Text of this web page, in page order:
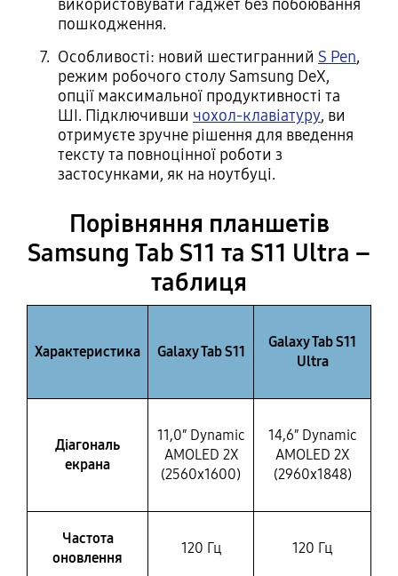
використовувати гаджет без побоювання
пошкодження.
Особливості: новий шестигранний S Pen,
режим робочого столу Samsung DeX,
опції максимальної продуктивності та
ШІ. Підключивши чохол-клавіатуру, ви
отримуєте зручне рішення для введення
тексту та повноцінної роботи з
застосунками, як на ноутбуці.
Порівняння планшетів
Samsung Tab S11 та S11 Ultra –
таблиця
Характеристика Galaxy Tab S11
Galaxy Tab S11
Ultra
Діагональ
екрана
11,0″ Dynamic
AMOLED 2X
(2560х1600)
14,6″ Dynamic
AMOLED 2X
(2960х1848)
Частота
оновлення
120 Гц 120 Гц